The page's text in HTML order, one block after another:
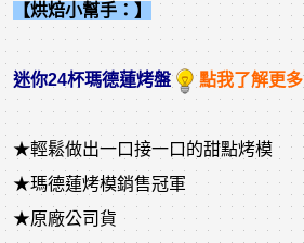
【烘焙小幫手：】
迷你24杯瑪德蓮烤盤 點我了解更多
★輕鬆做出一口接一口的甜點烤模
★瑪德蓮烤模銷售冠軍
★原廠公司貨